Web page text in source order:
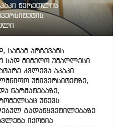
წერეთლის
სანამ არჩევანს
სად მიმეღო უმაღლესი
კვლევა აკაკი
უნივერსიტეტზე,
წარმატებაზე,
უწევს
გადაწყვეტილებაზე
იქონია